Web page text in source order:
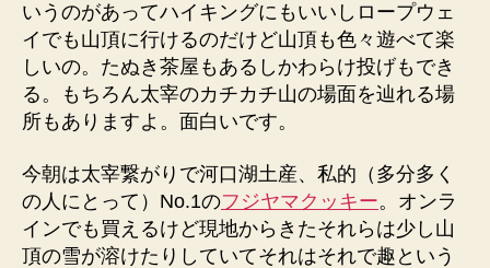
いうのがあってハイキングにもいいしロープウェ
イでも山頂に行けるのだけど山頂も色々遊べて楽
しいの。たぬき茶屋もあるしかわらけ投げもでき
る。もちろん太宰のカチカチ山の場面を辿れる場
所もありますよ。面白いです。
今朝は太宰繋がりで河口湖土産、私的（多分多く
の人にとって）No.1のフジヤマクッキー。オンラ
インでも買えるけど現地からきたそれらは少し山
頂の雪が溶けたりしていてそれはそれで趣という